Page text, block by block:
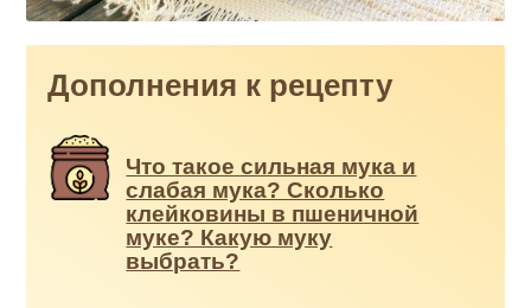
Дополнения к рецепту
Что такое сильная мука и
слабая мука? Сколько
клейковины в пшеничной
муке? Какую муку
выбрать?